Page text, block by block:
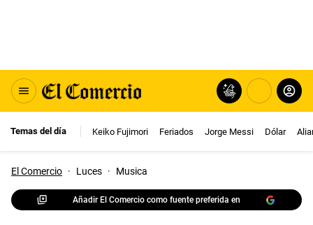
Temas del día Keiko Fujimori Feriados Jorge Messi Dólar
El Comercio · Luces · Musica
Añadir El Comercio como fuente preferida en